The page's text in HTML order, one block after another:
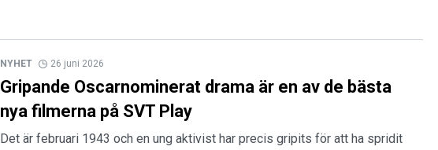
NYHET 26 juni 2026
Gripande Oscarnominerat drama är en av de bästa
nya filmerna på SVT Play
Det är februari 1943 och en ung aktivist har precis gripits för att ha spridit